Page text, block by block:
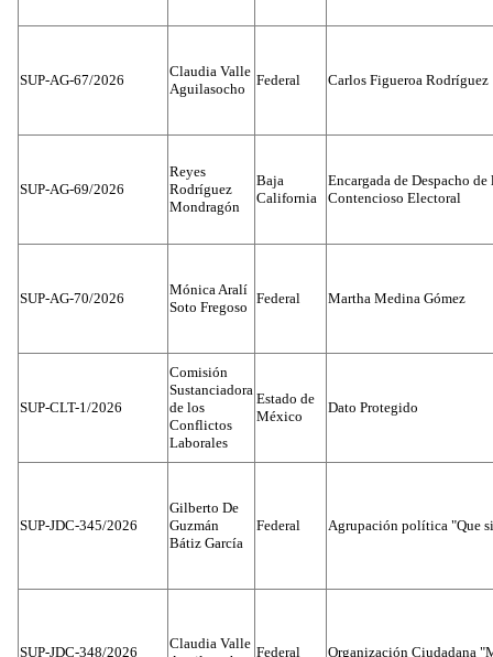
SUP-AG-67/2026
Claudia Valle
Aguilasocho
Federal Carlos Figueroa Rodríguez
SUP-AG-69/2026
Reyes
Rodríguez
Mondragón
Baja
California
Encargada de Despacho
Contencioso Electoral
SUP-AG-70/2026
Mónica Aralí
Soto Fregoso
Federal Martha Medina Gómez
SUP-CLT-1/2026
Comisión
Sustanciadora
de los
Conflictos
Laborales
Estado de
México
Dato Protegido
SUP-JDC-345/2026
Gilberto De
Guzmán
Bátiz García
Federal Agrupación política "Que
SUP-JDC-348/2026
Claudia Valle
Federal Organización Ciudadana